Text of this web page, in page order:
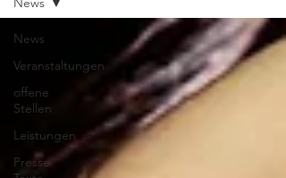
News
Veranstaltungen
offene
Stellen
Leistungen
Presse